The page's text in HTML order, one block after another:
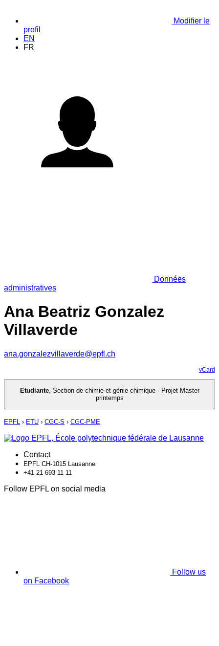
Modifier le
profil
EN
FR
Données
administratives
Ana Beatriz Gonzalez
Villaverde
ana.gonzalezvillaverde@epfl.ch
vCard
Etudiante, Section de chimie et génie chimique - Projet Master
printemps
EPFL › ETU › CGC-S › CGC-PME
Contact
EPFL CH-1015 Lausanne
+41 21 693 11 11
Follow EPFL on social media
Follow us
on Facebook